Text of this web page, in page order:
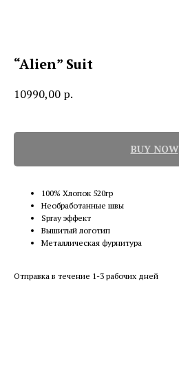
“Alien” Suit
10990,00 р.
BUY NOW
100% Хлопок 520гр
Необработанные швы
Spray эффект
Вышитый логотип
Металлическая фурнитура
Отправка в течение 1-3 рабочих дней